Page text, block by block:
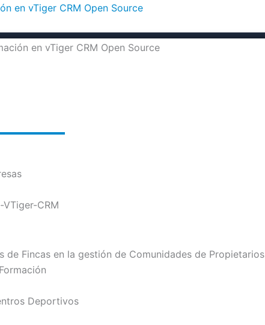
en vTiger CRM Open Source
CRM
Fincas en la gestión de Comunidades de Propietarios
Deportivos